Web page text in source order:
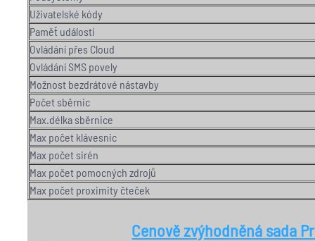
Uživatelské kódy
Paměť událostí
Ovládání přes Cloud
Ovládání SMS povely
Možnost bezdrátové nástavby
Počet sběrnic
Max.délka sběrnice
Max počet klávesnic
Max počet sirén
Max počet pomocných zdrojů
Max počet proximity čteček
Cenově zvýhodněná sada